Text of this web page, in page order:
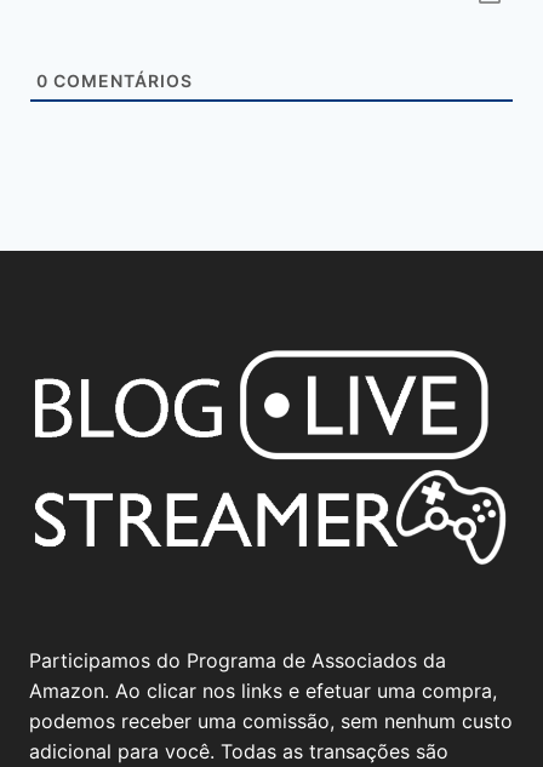
0 COMENTÁRIOS
Participamos do Programa de Associados da
Amazon. Ao clicar nos links e efetuar uma compra,
podemos receber uma comissão, sem nenhum custo
adicional para você. Todas as transações são